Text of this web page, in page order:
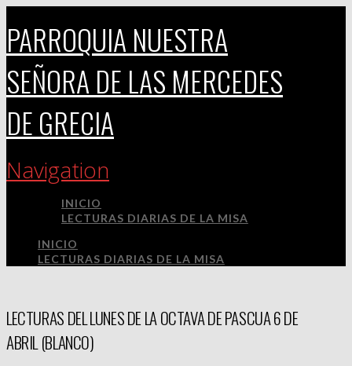
PARROQUIA NUESTRA
SEÑORA DE LAS MERCEDES
DE GRECIA
Navigation
INICIO
LECTURAS DIARIAS DE LA MISA
INICIO
LECTURAS DIARIAS DE LA MISA
LECTURAS DEL LUNES DE LA OCTAVA DE PASCUA 6 DE
ABRIL (BLANCO)